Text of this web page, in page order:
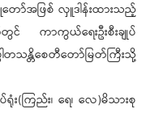
ာ်အဖြစ် လှူဒါန်းထားသည့်
ကာကွယ်ရေးဦးစီးချုပ်
ါတသန္တိစေတီတော်မြတ်ကြီးသို့
း(ကြည်း၊ ရေ၊ လေ)မိသားစု